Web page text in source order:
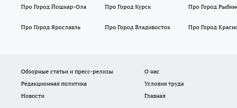
Про Город Йошкар-Ола Про Город Курск Про Город
Про Город Ярославль Про Город Владивосток Про Город
Обзорные статьи и пресс-релизы О нас
Редакционная политика
Условия труда
Новости
Главная